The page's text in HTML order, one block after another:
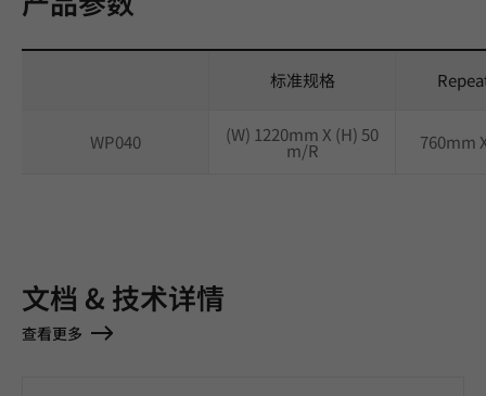
标准规格
WP040 (W) 1220mm X (H) 50
m/R 760mm
文档 & 技术详情
查看更多